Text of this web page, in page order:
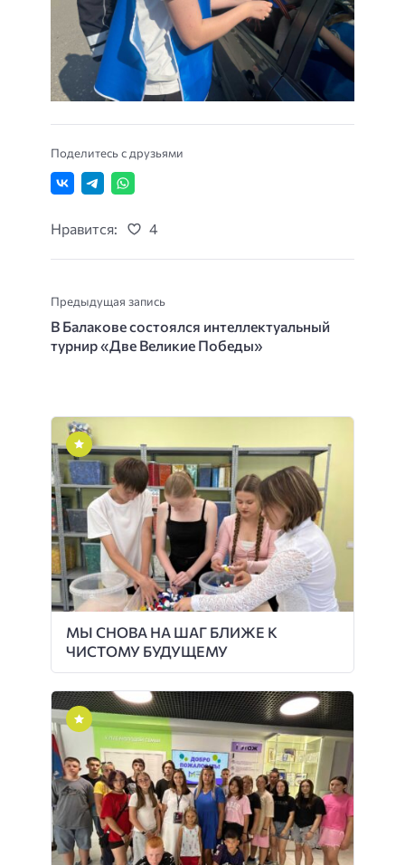
Поделитесь с друзьями
Нравится: 4
Предыдущая запись
В Балакове состоялся интеллектуальный
турнир «Две Великие Победы»
МЫ СНОВА НА ШАГ БЛИЖЕ К
ЧИСТОМУ БУДУЩЕМУ